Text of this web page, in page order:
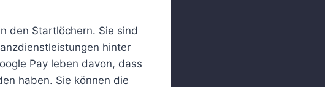
den Startlöchern. Sie sind
hinter
Pay leben davon, dass
haben. Sie können die